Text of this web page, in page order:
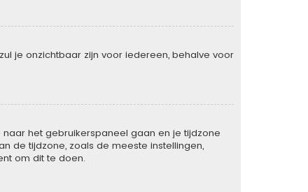
je onzichtbaar zijn voor iedereen, behalve voor
het gebruikerspaneel gaan en je tijdzone
de tijdzone, zoals de meeste instellingen,
om dit te doen.